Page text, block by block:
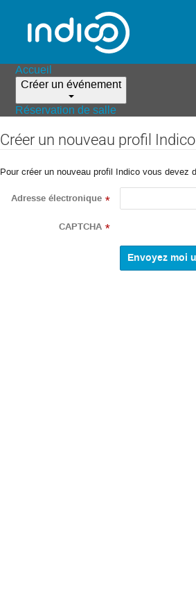
Accueil
Créer un événement
Réservation de salle
Créer un nouveau profil Indico
Pour créer un nouveau profil Indico vous devez
Adresse électronique *
CAPTCHA *